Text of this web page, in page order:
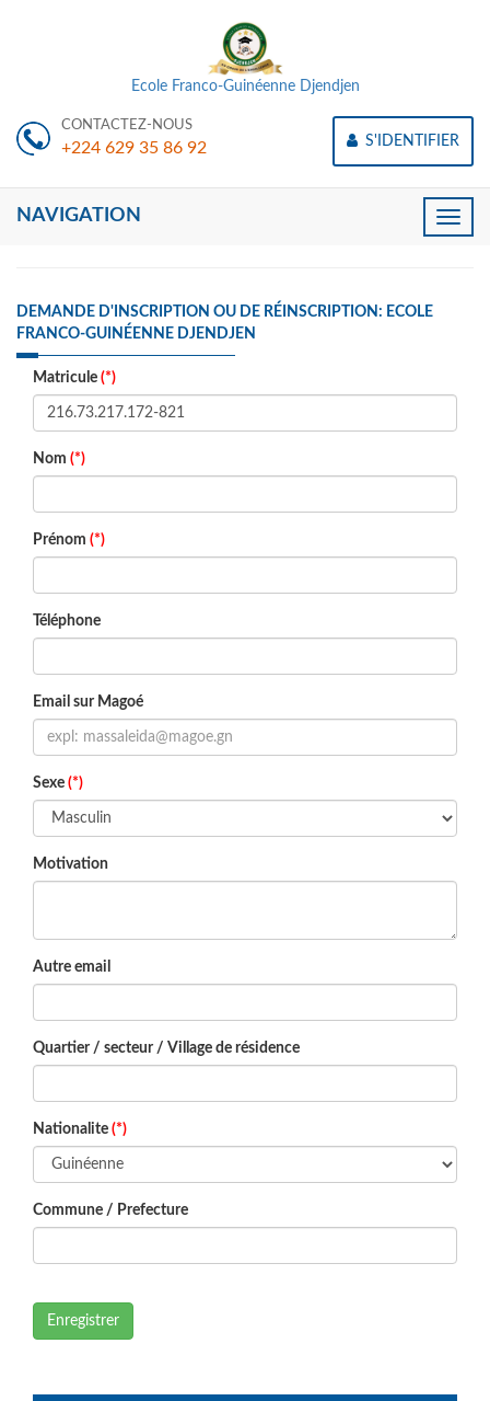
Ecole Franco-Guinéenne Djendjen
CONTACTEZ-NOUS
+224 629 35 86 92 S'IDENTIFIER
Toggle
NAVIGATION
DEMANDE D'INSCRIPTION OU DE RÉINSCRIPTION: ECOLE
FRANCO-GUINÉENNE DJENDJEN
Matricule (*)
Nom (*)
Prénom (*)
Téléphone
Email sur Magoé
Sexe (*)
Motivation
Autre email
Quartier / secteur / Village de résidence
Nationalite (*)
Commune / Prefecture
Enregistrer